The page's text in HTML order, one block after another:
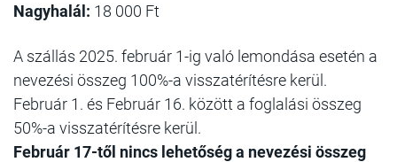
Nagyhalál: 18 000 Ft
A szállás 2025. február 1-ig való lemondása esetén a
nevezési összeg 100%-a visszatérítésre kerül.
Február 1. és Február 16. között a foglalási összeg
50%-a visszatérítésre kerül.
Február 17-től nincs lehetőség a nevezési összeg